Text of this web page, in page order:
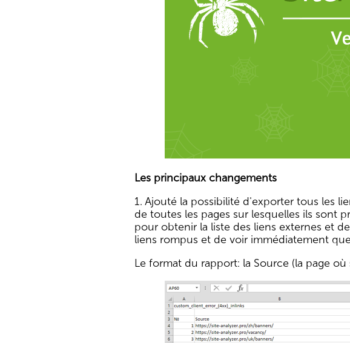
Les principaux changements
1. Ajouté la possibilité d'exporter tous les
de toutes les pages sur lesquelles ils sont
pour obtenir la liste des liens externes et
liens rompus et de voir immédiatement
Le format du rapport: la Source (la page